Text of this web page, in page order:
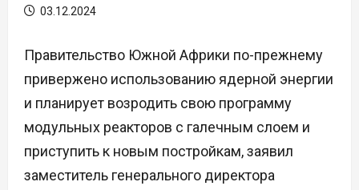
03.12.2024
Правительство Южной Африки по-прежнему
привержено использованию ядерной энергии
и планирует возродить свою программу
модульных реакторов с галечным слоем и
приступить к новым постройкам, заявил
заместитель генерального директора